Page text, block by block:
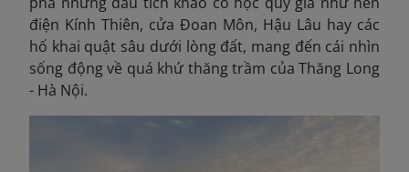
điện Kính Thiên, cửa Đoan Môn, Hậu Lâu hay các
hố khai quật sâu dưới lòng đất, mang đến cái nhìn
sống động về quá khứ thăng trầm của Thăng Long
- Hà Nội.